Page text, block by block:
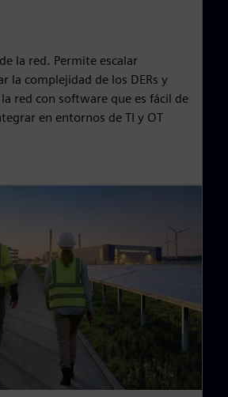
la red. Permite escalar
la complejidad de los DERs y
red con software que es fácil de
en entornos de TI y OT